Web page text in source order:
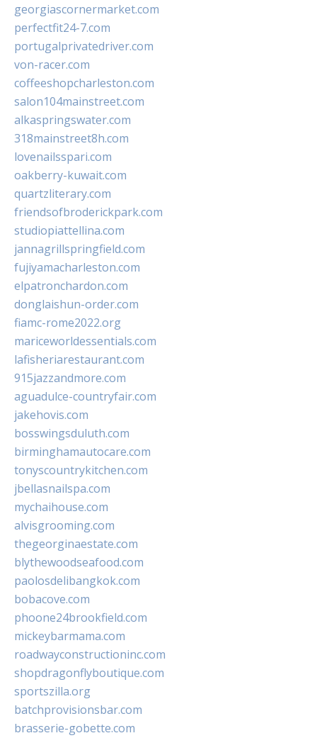
georgiascornermarket.com
perfectfit24-7.com
portugalprivatedriver.com
von-racer.com
coffeeshopcharleston.com
salon104mainstreet.com
alkaspringswater.com
318mainstreet8h.com
lovenailsspari.com
oakberry-kuwait.com
quartzliterary.com
friendsofbroderickpark.com
studiopiattellina.com
jannagrillspringfield.com
fujiyamacharleston.com
elpatronchardon.com
donglaishun-order.com
fiamc-rome2022.org
mariceworldessentials.com
lafisheriarestaurant.com
915jazzandmore.com
aguadulce-countryfair.com
jakehovis.com
bosswingsduluth.com
birminghamautocare.com
tonyscountrykitchen.com
jbellasnailspa.com
mychaihouse.com
alvisgrooming.com
thegeorginaestate.com
blythewoodseafood.com
paolosdelibangkok.com
bobacove.com
phoone24brookfield.com
mickeybarmama.com
roadwayconstructioninc.com
shopdragonflyboutique.com
sportszilla.org
batchprovisionsbar.com
brasserie-gobette.com